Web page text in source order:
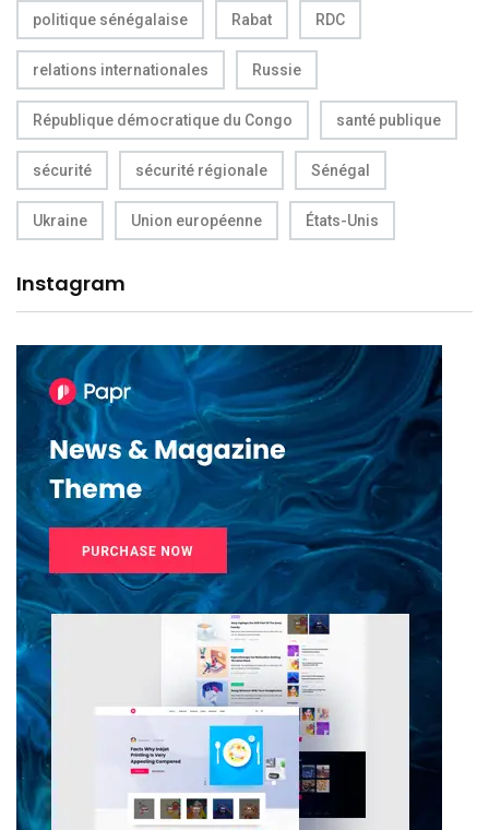
politique sénégalaise Rabat RDC
relations internationales Russie
République démocratique du Congo santé publique
sécurité sécurité régionale Sénégal
Ukraine Union européenne États-Unis
Instagram